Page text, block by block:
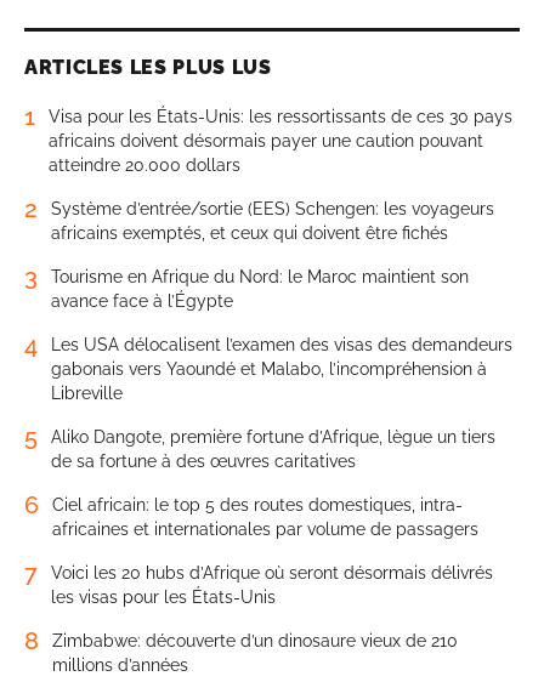
ARTICLES LES PLUS LUS
1
Visa pour les États-Unis: les ressortissants de ces 30 pays
africains doivent désormais payer une caution pouvant
atteindre 20.000 dollars
2
Système d’entrée/sortie (EES) Schengen: les voyageurs
africains exemptés, et ceux qui doivent être fichés
3
Tourisme en Afrique du Nord: le Maroc maintient son
avance face à l’Égypte
4
Les USA délocalisent l’examen des visas des demandeurs
gabonais vers Yaoundé et Malabo, l’incompréhension à
Libreville
5
Aliko Dangote, première fortune d’Afrique, lègue un tiers
de sa fortune à des œuvres caritatives
6
Ciel africain: le top 5 des routes domestiques, intra-
africaines et internationales par volume de passagers
7
Voici les 20 hubs d’Afrique où seront désormais délivrés
les visas pour les États-Unis
8
Zimbabwe: découverte d’un dinosaure vieux de 210
millions d’années